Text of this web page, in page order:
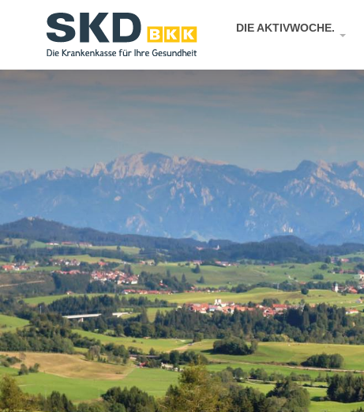
DIE AKTIVWOCHE.